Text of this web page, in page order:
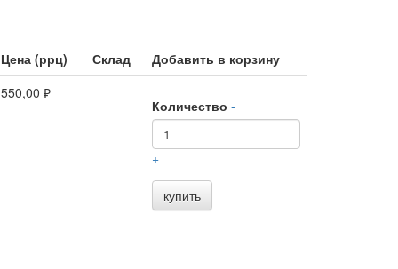
Цена (ррц) Склад
Добавить в корзину
550,00 ₽
Количество -
+
купить